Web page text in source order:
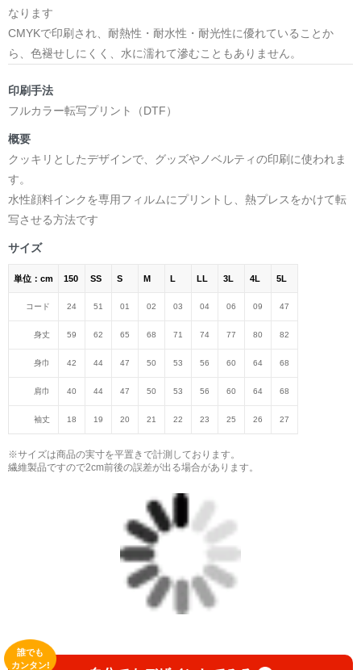
なります
CMYKで印刷され、耐熱性・耐水性・耐光性に優れていることか
ら、色褪せしにくく、水に濡れて滲むこともありません。
印刷手法
フルカラー転写プリント（DTF）
概要
クッキリとしたデザインで、グッズやノベルティの印刷に使われま
す。
水性顔料インクを専用フィルムにプリントし、熱プレスをかけて転
写させる方法です
サイズ
単位：cm 150 SS S M L LL 3L 4L 5L
コード 24 51 01 02 03 04 06 09 47
身丈 59 62 65 68 71 74 77 80 82
身巾 42 44 47 50 53 56 60 64 68
肩巾 40 44 47 50 53 56 60 64 68
袖丈 18 19 20 21 22 23 25 26 27
※サイズは商品の実寸を平置きで計測しております。
繊維製品ですので2cm前後の誤差が出る場合があります。
誰でも
カンタン!